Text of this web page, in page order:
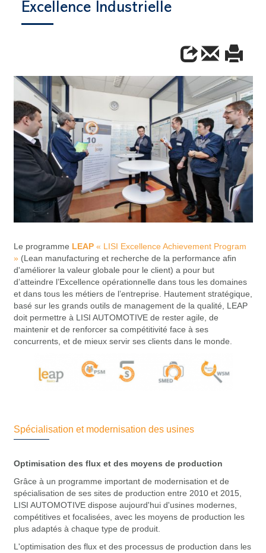
Excellence Industrielle
Le programme LEAP « LISI Excellence Achievement Program
» (Lean manufacturing et recherche de la performance afin
d'améliorer la valeur globale pour le client) a pour but
d’atteindre l’Excellence opérationnelle dans tous les domaines
et dans tous les métiers de l’entreprise. Hautement stratégique,
basé sur les grands outils de management de la qualité, LEAP
doit permettre à LISI AUTOMOTIVE de rester agile, de
maintenir et de renforcer sa compétitivité face à ses
concurrents, et de mieux servir ses clients dans le monde.
Spécialisation et modernisation des usines
Optimisation des flux et des moyens de production
Grâce à un programme important de modernisation et de
spécialisation de ses sites de production entre 2010 et 2015,
LISI AUTOMOTIVE dispose aujourd'hui d'usines modernes,
compétitives et focalisées, avec les moyens de production les
plus adaptés à chaque type de produit.
L'optimisation des flux et des processus de production dans les